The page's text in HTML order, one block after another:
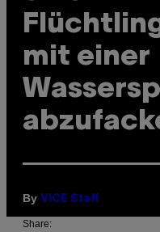
mit einer
By VICE Staff
Share: